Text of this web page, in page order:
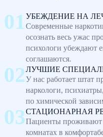
УБЕЖДЕНИЕ НА
Современные
осознать весь ужас
психологи убеждают
соглашаются.
ЛУЧШИЕ
У нас работает штат
наркологи,
по химической
СТАЦИОНАРНАЯ
Пациенты проживают
комнатах в